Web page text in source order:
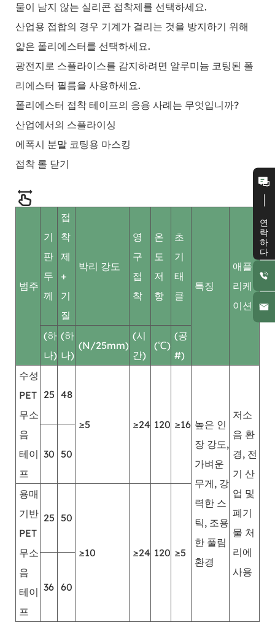
물이 남지 않는 실리콘 접착제를 선택하세요.
산업용 접합의 경우 기계가 걸리는 것을 방지하기 위해
얇은 폴리에스터를 선택하세요.
광전지로 스플라이스를 감지하려면 알루미늄 코팅된 폴
리에스터 필름을 사용하세요.
폴리에스터 접착 테이프의 응용 사례는 무엇입니까?
산업에서의 스플라이싱
에폭시 분말 코팅용 마스킹
접착 롤 닫기
범주
기
판
두
께
접
착
제
+
기
질
박리 강도
영
구
접
착
온
도
저
항
초
기
태
클
특징
애플
리케
이션
(하
나)
(하
나)
(N/25mm)
(시
간)
(℃)
(공
#)
수성
PET
무소
음
테이
프
25 48
≥5 ≥24 120 ≥16 높은 인
장 강도,
가벼운
무게, 강
력한 스
틱, 조용
한 풀림
환경
저소
음 환
경, 전
기 산
업 및
폐기
물 처
리에
사용
30 50
용매
기반
PET
무소
음
테이
프
25 50
≥10 ≥24 120 ≥5
36 60
연락하다